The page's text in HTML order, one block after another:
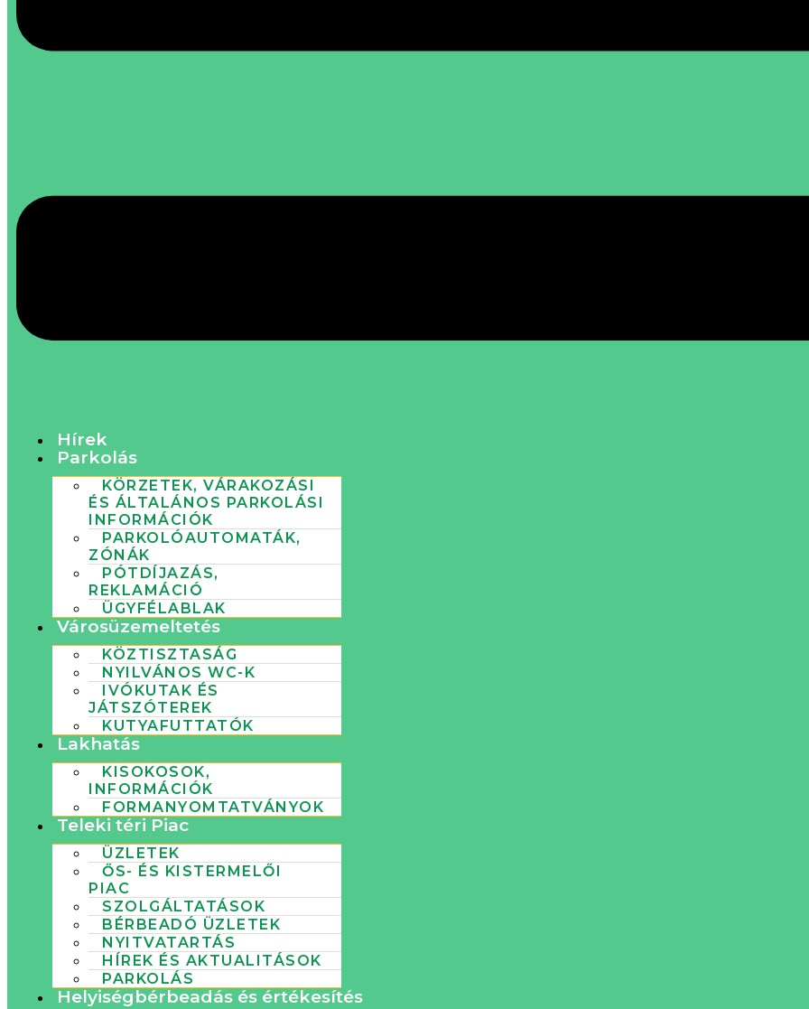
Hírek
Parkolás
KÖRZETEK, VÁRAKOZÁSI
ÉS ÁLTALÁNOS PARKOLÁSI
INFORMÁCIÓK
PARKOLÓAUTOMATÁK,
ZÓNÁK
PÓTDÍJAZÁS,
REKLAMÁCIÓ
ÜGYFÉLABLAK
Városüzemeltetés
KÖZTISZTASÁG
NYILVÁNOS WC-K
IVÓKUTAK ÉS
JÁTSZÓTEREK
KUTYAFUTTATÓK
Lakhatás
KISOKOSOK,
INFORMÁCIÓK
FORMANYOMTATVÁNYOK
Teleki téri Piac
ÜZLETEK
ŐS- ÉS KISTERMELŐI
PIAC
SZOLGÁLTATÁSOK
BÉRBEADÓ ÜZLETEK
NYITVATARTÁS
HÍREK ÉS AKTUALITÁSOK
PARKOLÁS
Helyiségbérbeadás és értékesítés